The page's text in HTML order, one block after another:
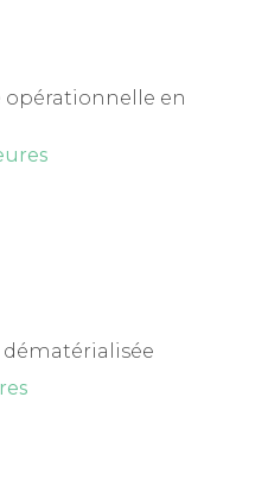
opérationnelle en